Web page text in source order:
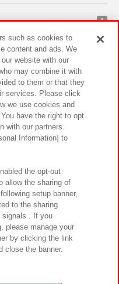
サイトポリシー
シビリティ方針と検証結果
くあるご質問・お問い合わせ
Inc.
Lab Inc.
such as cookies to
content and ads. We
website with our
may combine it with
to them or that they
services. Please click
we use cookies and
have the right to opt
with our partners.
Information] to
the opt-out
allow the sharing of
setup banner,
to the sharing
signals . If you
please manage your
by clicking the link
close the banner.